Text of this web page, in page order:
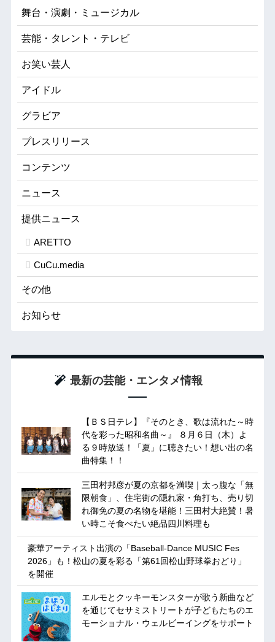
舞台・演劇・ミュージカル
芸能・タレント・テレビ
お笑い芸人
アイドル
グラビア
プレスリリース
コンテンツ
ニュース
提供ニュース
ARETTO
CuCu.media
その他
お知らせ
最新の芸能・エンタメ情報
【ＢＳ日テレ】『そのとき、歌は流れた～時
代を彩った昭和名曲～』 ８月６日（木）よ
る９時放送！「夏」に聴きたい！想い出の名
曲特集！！
三田村邦彦が夏の京都を満喫｜太っ腹な「無
限朝食」、住宅街の隠れ家・角打ち、売り切
れ御免の夏の名物を堪能！三田村大絶賛！暑
い時こそ食べたい絶品四川料理も
豪華アーティスト出演の「Baseball-Dance MUSIC Fes
2026」も！松山の夏を彩る「第61回松山野球拳おどり」
を開催
エルモとクッキーモンスターが歌う新曲など
を通じてセサミストリートが子どもたちのエ
モーショナル・ウェルビーイングをサポート